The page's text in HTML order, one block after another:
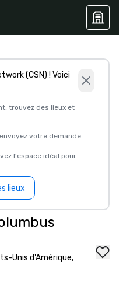
(CSN) ! Voici
trouvez des lieux et
votre demande
l'espace idéal pour
lieux
Unis d'Amérique,